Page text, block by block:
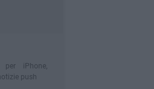
per iPhone,
push